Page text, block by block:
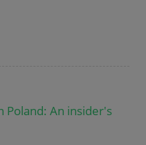
An insider's